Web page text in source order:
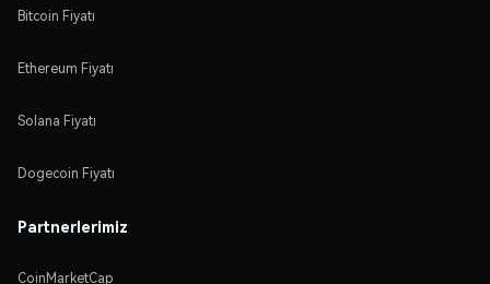
Bitcoin Fiyatı
Ethereum Fiyatı
Solana Fiyatı
Dogecoin Fiyatı
Partnerlerimiz
CoinMarketCap